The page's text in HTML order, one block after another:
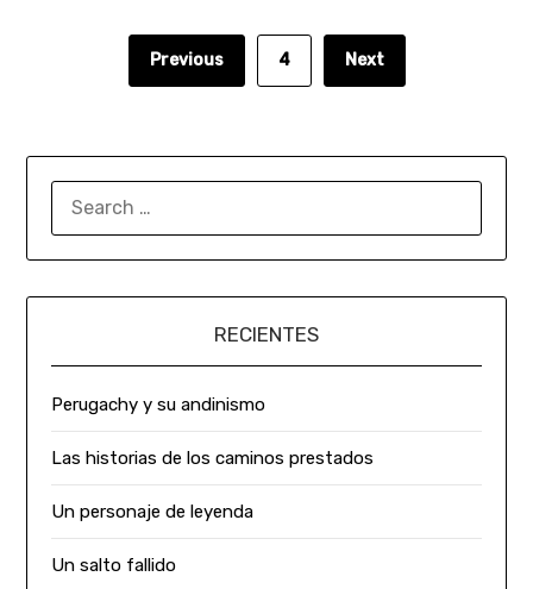
Previous 4 Next
RECIENTES
Perugachy y su andinismo
Las historias de los caminos prestados
Un personaje de leyenda
Un salto fallido